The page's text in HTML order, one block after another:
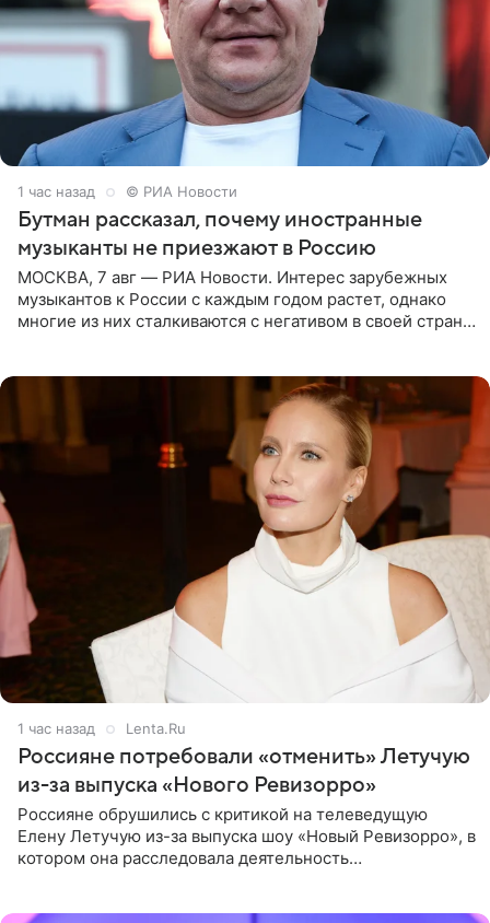
1 час назад © РИА Новости
Бутман рассказал, почему иностранные
музыканты не приезжают в Россию
МОСКВА, 7 авг — РИА Новости. Интерес зарубежных
музыкантов к России с каждым годом растет, однако
многие из них сталкиваются с негативом в своей стране
1 час назад Lenta.Ru
Россияне потребовали «отменить» Летучую
из-за выпуска «Нового Ревизорро»
Россияне обрушились с критикой на телеведущую
Елену Летучую из-за выпуска шоу «Новый Ревизорро», в
котором она расследовала деятельность